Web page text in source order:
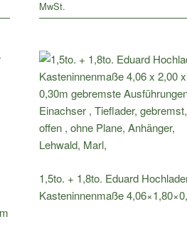
1,5to. + 1,8to. Eduard
Kasteninnenmaße